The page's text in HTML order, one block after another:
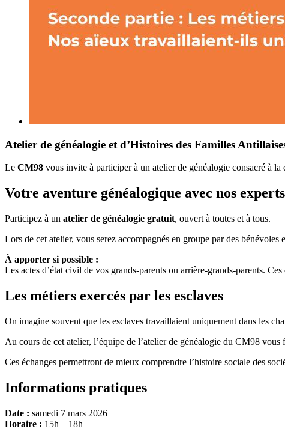
Atelier de généalogie et d’Histoires des Familles
Le CM98 vous invite à participer à un atelier de généalogie consacré à
Votre aventure généalogique avec nos experts
Participez à un atelier de généalogie gratuit, ouvert à toutes et à tous.
Lors de cet atelier, vous serez accompagnés en groupe par des
À apporter si possible :
Les actes d’état civil de vos grands-parents ou arrière-grands-parents.
Les métiers exercés par les esclaves
On imagine souvent que les esclaves travaillaient uniquement dans les
Au cours de cet atelier, l’équipe de l’atelier de généalogie du CM98 vous
Ces échanges permettront de mieux comprendre l’histoire sociale des
Informations pratiques
Date : samedi 7 mars 2026
Horaire : 15h – 18h